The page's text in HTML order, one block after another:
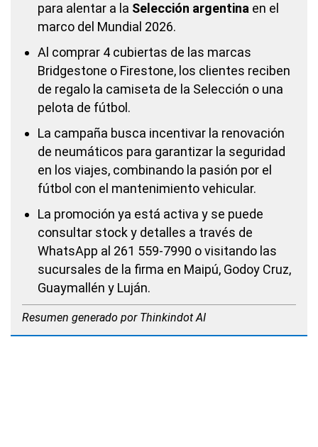
para alentar a la Selección argentina en el
marco del Mundial 2026.
Al comprar 4 cubiertas de las marcas
Bridgestone o Firestone, los clientes reciben
de regalo la camiseta de la Selección o una
pelota de fútbol.
La campaña busca incentivar la renovación
de neumáticos para garantizar la seguridad
en los viajes, combinando la pasión por el
fútbol con el mantenimiento vehicular.
La promoción ya está activa y se puede
consultar stock y detalles a través de
WhatsApp al 261 559-7990 o visitando las
sucursales de la firma en Maipú, Godoy Cruz,
Guaymallén y Luján.
Resumen generado por Thinkindot AI